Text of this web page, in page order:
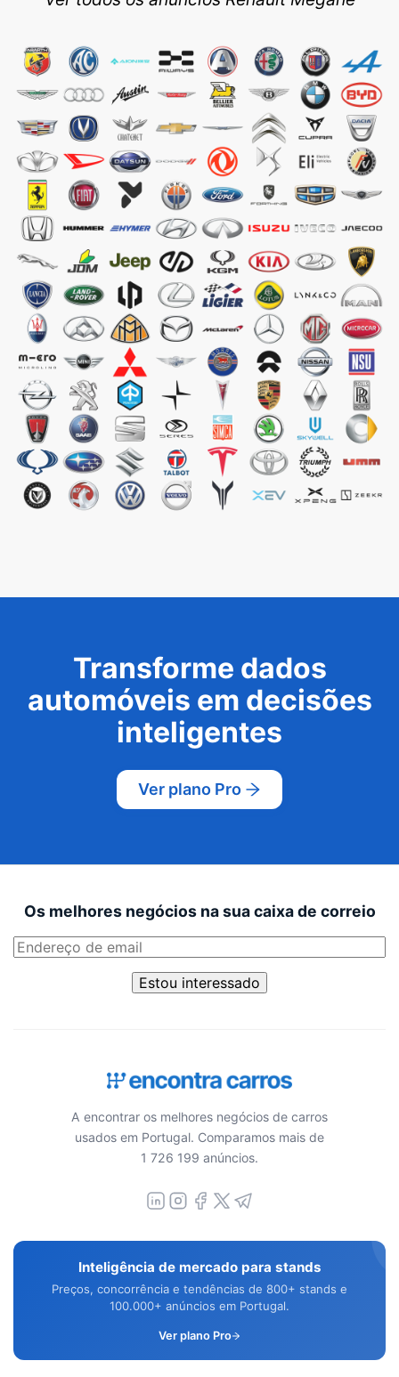
Transforme dados
automóveis em decisões
inteligentes
Ver plano Pro
Os melhores negócios na sua caixa de correio
Estou interessado
A encontrar os melhores negócios de carros
usados em Portugal. Comparamos mais de
1 726 199 anúncios.
Inteligência de mercado para stands
Preços, concorrência e tendências de 800+ stands e
100.000+ anúncios em Portugal.
Ver plano Pro